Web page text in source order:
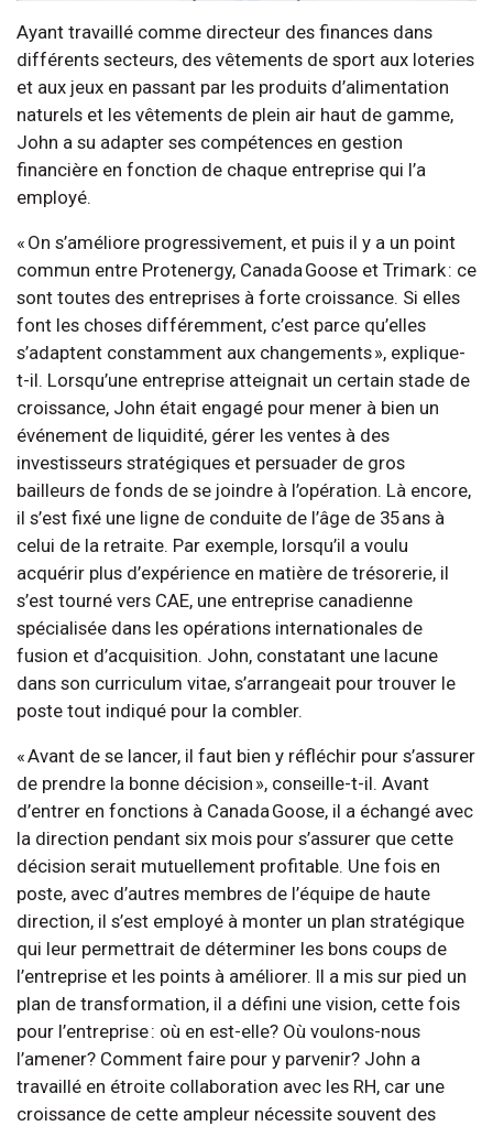
Ayant travaillé comme directeur des finances dans
différents secteurs, des vêtements de sport aux loteries
et aux jeux en passant par les produits d’alimentation
naturels et les vêtements de plein air haut de gamme,
John a su adapter ses compétences en gestion
financière en fonction de chaque entreprise qui l’a
employé.
« On s’améliore progressivement, et puis il y a un point
commun entre Protenergy, Canada Goose et Trimark : ce
sont toutes des entreprises à forte croissance. Si elles
font les choses différemment, c’est parce qu’elles
s’adaptent constamment aux changements », explique-
t-il. Lorsqu’une entreprise atteignait un certain stade de
croissance, John était engagé pour mener à bien un
événement de liquidité, gérer les ventes à des
investisseurs stratégiques et persuader de gros
bailleurs de fonds de se joindre à l’opération. Là encore,
il s’est fixé une ligne de conduite de l’âge de 35 ans à
celui de la retraite. Par exemple, lorsqu’il a voulu
acquérir plus d’expérience en matière de trésorerie, il
s’est tourné vers CAE, une entreprise canadienne
spécialisée dans les opérations internationales de
fusion et d’acquisition. John, constatant une lacune
dans son curriculum vitae, s’arrangeait pour trouver le
poste tout indiqué pour la combler.
« Avant de se lancer, il faut bien y réfléchir pour s’assurer
de prendre la bonne décision », conseille-t-il. Avant
d’entrer en fonctions à Canada Goose, il a échangé avec
la direction pendant six mois pour s’assurer que cette
décision serait mutuellement profitable. Une fois en
poste, avec d’autres membres de l’équipe de haute
direction, il s’est employé à monter un plan stratégique
qui leur permettrait de déterminer les bons coups de
l’entreprise et les points à améliorer. Il a mis sur pied un
plan de transformation, il a défini une vision, cette fois
pour l’entreprise : où en est-elle? Où voulons-nous
l’amener? Comment faire pour y parvenir? John a
travaillé en étroite collaboration avec les RH, car une
croissance de cette ampleur nécessite souvent des